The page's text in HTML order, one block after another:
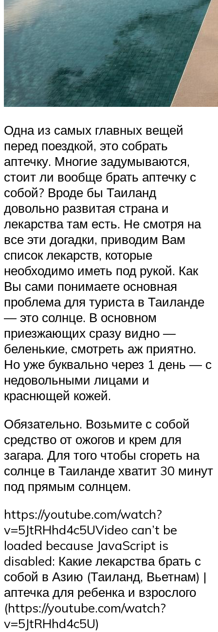
Одна из самых главных вещей
перед поездкой, это собрать
аптечку. Многие задумываются,
стоит ли вообще брать аптечку с
собой? Вроде бы Таиланд
довольно развитая страна и
лекарства там есть. Не смотря на
все эти догадки, приводим Вам
список лекарств, которые
необходимо иметь под рукой. Как
Вы сами понимаете основная
проблема для туриста в Таиланде
— это солнце. В основном
приезжающих сразу видно —
беленькие, смотреть аж приятно.
Но уже буквально через 1 день — с
недовольными лицами и
краснющей кожей.
Обязательно. Возьмите с собой
средство от ожогов и крем для
загара. Для того чтобы сгореть на
солнце в Таиланде хватит 30 минут
под прямым солнцем.
https://youtube.com/watch?
v=5JtRHhd4c5UVideo can’t be
loaded because JavaScript is
disabled: Какие лекарства брать с
собой в Азию (Таиланд, Вьетнам) |
аптечка для ребенка и взрослого
(https://youtube.com/watch?
v=5JtRHhd4c5U)